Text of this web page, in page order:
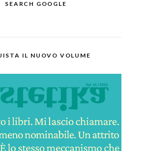
SEARCH GOOGLE
IL NUOVO VOLUME